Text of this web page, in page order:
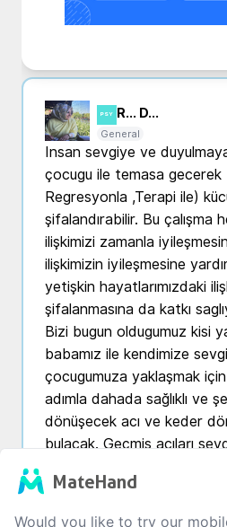
PSY R... D...
General
Insan sevgiye ve
çocugu ile temasa
Regresyonla ,Terapi ile)
şifalandırabilir. Bu çalışma
ilişkimizi zamanla
ilişkimizin iyileşmesine
yetişkin hayatlarımızdaki
şifalanmasına da katkı
Bizi bugun oldugumuz kisi
babamız ile kendimize
çocugumuza yaklaşmak
adımla dahada sağlıklı ve
dönüşecek acı ve keder
bulacak. Geçmiş acıları
ve kendimizle iliskimiz iyileşir.
MateHand
Would you like to try our